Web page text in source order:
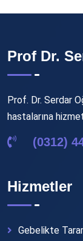
Prof Dr.
Prof. Dr. Serdar
hastalarına
(0312)
Hizmetler
Gebelikte